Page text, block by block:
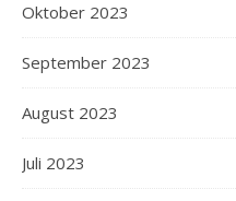
Oktober 2023
September 2023
August 2023
Juli 2023